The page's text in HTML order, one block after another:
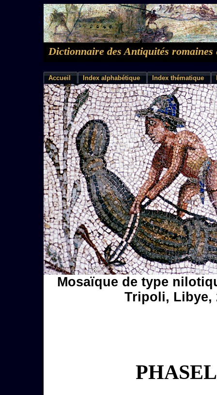
Dictionnaire des Antiquités romaines
Accueil Index alphabétique Index thématique
Mosaïque de type
Tripoli, Libye,